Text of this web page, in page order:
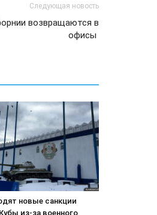
Следующая новость
возвращаются в
офисы
новые санкции
из-за военного